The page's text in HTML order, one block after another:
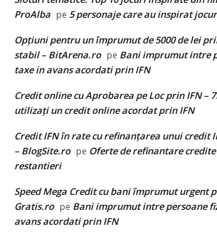
ProAlba pe 5 personaje care au inspirat
Opțiuni pentru un împrumut de 5000 de lei
stabil – BitArena.ro pe Bani imprumut intre
taxe in avans acordati prin IFN
Credit online cu Aprobarea pe Loc prin IFN –
utilizați un credit online acordat prin IFN
Credit IFN în rate cu refinanțarea unui credit
– BlogSite.ro pe Oferte de refinantare
restantieri
Speed Mega Credit cu bani împrumut urgent
Gratis.ro pe Bani imprumut intre persoane
avans acordati prin IFN